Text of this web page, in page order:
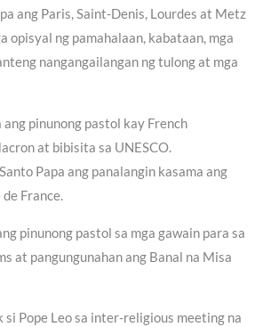
ang Paris, Saint-Denis, Lourdes at Metz
opisyal ng pamahalaan, kabataan, mga
nangangailangan ng tulong at mga
pinunong pastol kay French
at bibisita sa UNESCO.
Papa ang panalangin kasama ang
France.
pinunong pastol sa mga gawain para sa
at pangungunahan ang Banal na Misa
si Pope Leo sa inter-religious meeting na